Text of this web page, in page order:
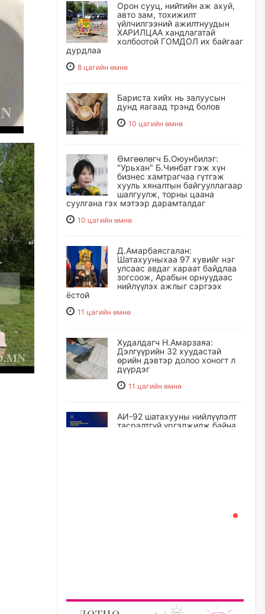
Орон сууц, нийтийн аж ахуй,
авто зам, тохижилт
үйлчилгээний ажилтнуудын
ХАРИЛЦАА хандлагатай
холбоотой ГОМДОЛ их байгааг
дурдлаа
8 цагийн өмнө
Бариста хийх нь залуусын
дунд яагаад трэнд болов
10 цагийн өмнө
Өмгөөлөгч Б.Оюунбилэг:
"Урьхан" Б.Чинбат гэж хүн
бизнес хамтрагчаа гүтгэж
хууль хяналтын байгууллагаар
шалгуулж, торны цаана
суулгана гэх мэтээр дарамталдаг
10 цагийн өмнө
Д.Амарбаясгалан:
Шатахууныхаа 97 хувийг нэг
улсаас авдаг хараат байдлаа
зогсоож, Арабын орнуудаас
нийлүүлэх ажлыг сэргээх
ёстой
11 цагийн өмнө
Худалдагч Н.Амарзаяа:
Дэлгүүрийн 32 хуудастай
өрийн дэвтэр долоо хоногт л
дүүрдэг
11 цагийн өмнө
АИ-92 шатахууны нийлүүлэлт
тасралтгүй үргэлжилж байна